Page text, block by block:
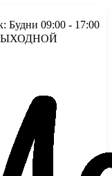
Будни 09:00 - 17:00
ВЫХОДНОЙ